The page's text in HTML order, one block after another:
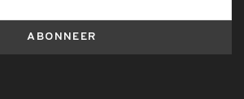
ABONNEER